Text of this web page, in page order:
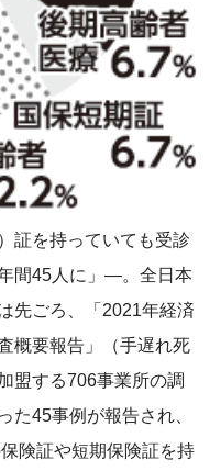
証を持っていても受診
間45人に」―。全日本
先ごろ、「2021年経済
概要報告」（手遅れ死
盟する706事業所の調
た45事例が報告され、
険証や短期保険証を持